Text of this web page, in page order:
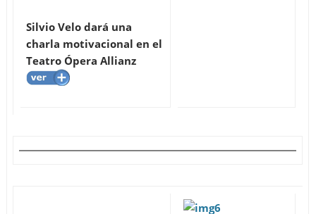
Silvio Velo dará una
charla motivacional en el
Teatro Ópera Allianz